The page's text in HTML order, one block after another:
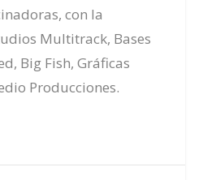
con la
Multitrack, Bases
Big Fish, Gráficas
Producciones.